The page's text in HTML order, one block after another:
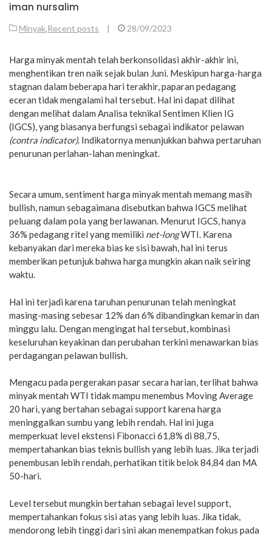
iman nursalim
Minyak,Recent posts | 28/09/2023
Harga minyak mentah telah berkonsolidasi akhir-akhir ini,
menghentikan tren naik sejak bulan Juni. Meskipun harga-harga
stagnan dalam beberapa hari terakhir, paparan pedagang
eceran tidak mengalami hal tersebut. Hal ini dapat dilihat
dengan melihat dalam Analisa teknikal Sentimen Klien IG
(IGCS), yang biasanya berfungsi sebagai indikator pelawan
(contra indicator). Indikatornya menunjukkan bahwa pertaruhan
penurunan perlahan-lahan meningkat.
Secara umum, sentiment harga minyak mentah memang masih
bullish, namun sebagaimana disebutkan bahwa IGCS melihat
peluang dalam pola yang berlawanan. Menurut IGCS, hanya
36% pedagang ritel yang memiliki net-longWTI. Karena
kebanyakan dari mereka bias ke sisi bawah, hal ini terus
memberikan petunjuk bahwa harga mungkin akan naik seiring
waktu.
Hal ini terjadi karena taruhan penurunan telah meningkat
masing-masing sebesar 12% dan 6% dibandingkan kemarin dan
minggu lalu. Dengan mengingat hal tersebut, kombinasi
keseluruhan keyakinan dan perubahan terkini menawarkan bias
perdagangan pelawan bullish.
Mengacu pada pergerakan pasar secara harian, terlihat bahwa
minyak mentah WTI tidak mampu menembus Moving Average
20 hari, yang bertahan sebagai support karena harga
meninggalkan sumbu yang lebih rendah. Hal ini juga
memperkuat level ekstensi Fibonacci 61,8% di 88,75,
mempertahankan bias teknis bullish yang lebih luas. Jika terjadi
penembusan lebih rendah, perhatikan titik belok 84,84 dan MA
50-hari.
Level tersebut mungkin bertahan sebagai level support,
mempertahankan fokus sisi atas yang lebih luas. Jika tidak,
mendorong lebih tinggi dari sini akan menempatkan fokus pada